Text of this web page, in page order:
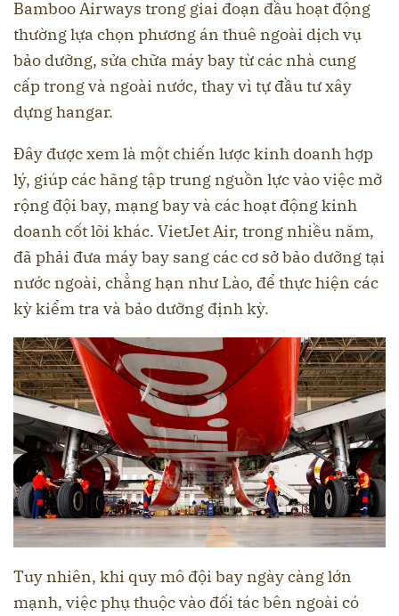
Bamboo Airways trong giai đoạn đầu hoạt động
thường lựa chọn phương án thuê ngoài dịch vụ
bảo dưỡng, sửa chữa máy bay từ các nhà cung
cấp trong và ngoài nước, thay vì tự đầu tư xây
dựng hangar.
Đây được xem là một chiến lược kinh doanh hợp
lý, giúp các hãng tập trung nguồn lực vào việc mở
rộng đội bay, mạng bay và các hoạt động kinh
doanh cốt lõi khác. VietJet Air, trong nhiều năm,
đã phải đưa máy bay sang các cơ sở bảo dưỡng tại
nước ngoài, chẳng hạn như Lào, để thực hiện các
kỳ kiểm tra và bảo dưỡng định kỳ.
Tuy nhiên, khi quy mô đội bay ngày càng lớn
mạnh, việc phụ thuộc vào đối tác bên ngoài có